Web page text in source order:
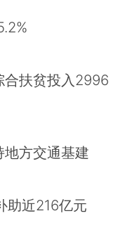
合扶贫投入2996
方交通基建
助近216亿元